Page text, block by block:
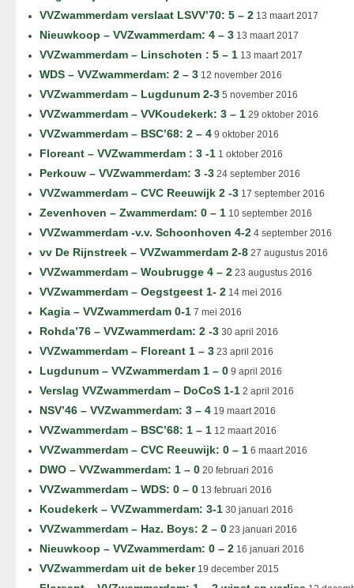
VVZwammerdam verslaat LSVV’70: 5 – 2 13 maart 2017
Nieuwkoop – VVZwammerdam: 4 – 3 13 maart 2017
VVZwammerdam – Linschoten : 5 – 1 13 maart 2017
WDS – VVZwammerdam: 2 – 3 12 november 2016
VVZwammerdam – Lugdunum 2-3 5 november 2016
VVZwammerdam – VVKoudekerk: 3 – 1 29 oktober 2016
VVZwammerdam – BSC’68: 2 – 4 9 oktober 2016
Floreant – VVZwammerdam : 3 -1 1 oktober 2016
Perkouw – VVZwammerdam: 3 -3 24 september 2016
VVZwammerdam – CVC Reeuwijk 2 -3 17 september 2016
Zevenhoven – Zwammerdam: 0 – 1 10 september 2016
VVZwammerdam -v.v. Schoonhoven 4-2 4 september 2016
vv De Rijnstreek – VVZwammerdam 2-8 27 augustus 2016
VVZwammerdam – Woubrugge 4 – 2 23 augustus 2016
VVZwammerdam – Oegstgeest 1- 2 14 mei 2016
Kagia – VVZwammerdam 0-1 7 mei 2016
Rohda’76 – VVZwammerdam: 2 -3 30 april 2016
VVZwammerdam – Floreant 1 – 3 23 april 2016
Lugdunum – VVZwammerdam 1 – 0 9 april 2016
Verslag VVZwammerdam – DoCoS 1-1 2 april 2016
NSV’46 – VVZwammerdam: 3 – 4 19 maart 2016
VVZwammerdam – BSC’68: 1 – 1 12 maart 2016
VVZwammerdam – CVC Reeuwijk: 0 – 1 6 maart 2016
DWO – VVZwammerdam: 1 – 0 20 februari 2016
VVZwammerdam – WDS: 0 – 0 13 februari 2016
Koudekerk – VVZwammerdam: 3-1 30 januari 2016
VVZwammerdam – Haz. Boys: 2 – 0 23 januari 2016
Nieuwkoop – VVZwammerdam: 0 – 2 16 januari 2016
VVZwammerdam uit de beker19 december 2015